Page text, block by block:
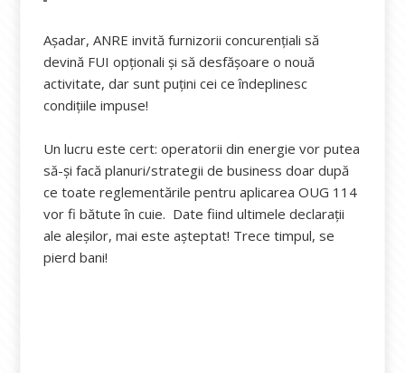
Așadar, ANRE invită furnizorii concurențiali să
devină FUI opționali și să desfășoare o nouă
activitate, dar sunt puțini cei ce îndeplinesc
condițiile impuse!
Un lucru este cert: operatorii din energie vor putea
să-și facă planuri/strategii de business doar după
ce toate reglementările pentru aplicarea OUG 114
vor fi bătute în cuie. Date fiind ultimele declarații
ale aleșilor, mai este așteptat! Trece timpul, se
pierd bani!